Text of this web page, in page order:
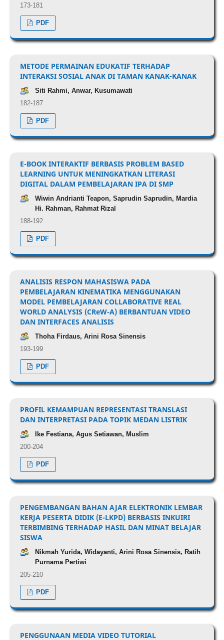
173-181
PDF
METODE PERMAINAN EDUKATIF TERHADAP
INTERAKSI SOSIAL ANAK DI TAMAN KANAK-KANAK
Siti Rahmi, Anwar, Kusumawati
182-187
PDF
E-BOOK INTERAKTIF BERBASIS PROBLEM BASED
LEARNING UNTUK MENINGKATKAN LITERASI
DIGITAL DALAM PEMBELAJARAN IPA DI SMP
Wiwin Andrianti Teapon, Saprudin Saprudin, Mardia
Hi. Rahman, Rahmat Rizal
188-192
PDF
ANALISIS RESPON MAHASISWA PADA
PEMBELAJARAN KINEMATIKA MENGGUNAKAN
MODEL PEMBELAJARAN COLLABORATIVE REAL
WORLD ANALYSIS (CReW-A) BERBANTUAN VIDEO
DAN INTERFACES ANALISIS
Thoha Firdaus, Arini Rosa Sinensis
193-199
PDF
PROFIL KEMAMPUAN REPRESENTASI TRANSLASI
DAN INTERPRETASI PADA TOPIK MEDAN LISTRIK
Ike Festiana, Agus Setiawan, Muslim
200-204
PDF
PENGEMBANGAN BAHAN AJAR ELEKTRONIK LEMBAR
KERJA PESERTA DIDIK (E-LKPD) BERBASIS INKUIRI
TERBIMBING TERHADAP HASIL DAN MINAT BELAJAR
SISWA
Nikmah Yurida, Widayanti, Arini Rosa Sinensis, Ratih
Purnama Pertiwi
205-210
PDF
PENGGUNAAN MEDIA VIDEO TUTORIAL